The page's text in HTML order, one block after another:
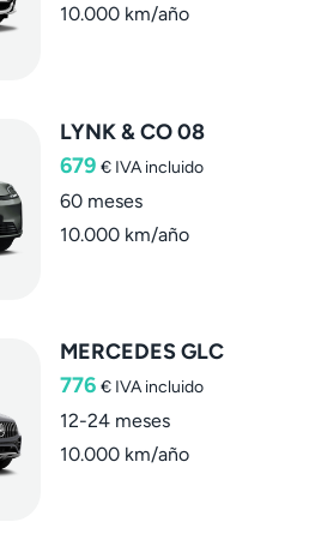
10.000 km/año
LYNK & CO 08
679 € IVA incluido
60 meses
10.000 km/año
MERCEDES GLC
776 € IVA incluido
12-24 meses
10.000 km/año